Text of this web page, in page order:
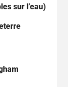
sur l’eau)